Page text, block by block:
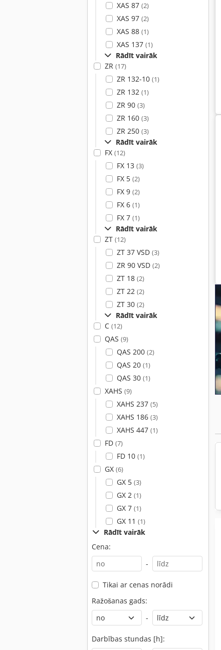
XAS 87 (2)
XAS 97 (2)
XAS 88 (1)
XAS 137 (1)
Rādīt vairāk
ZR (17)
ZR 132-10 (1)
ZR 132 (1)
ZR 90 (3)
ZR 160 (3)
ZR 250 (3)
Rādīt vairāk
FX (12)
FX 13 (3)
FX 5 (2)
FX 9 (2)
FX 6 (1)
FX 7 (1)
Rādīt vairāk
ZT (12)
ZT 37 VSD (3)
ZR 90 VSD (2)
ZT 18 (2)
ZT 22 (2)
ZT 30 (2)
Rādīt vairāk
C (12)
QAS (9)
QAS 200 (2)
QAS 20 (1)
QAS 30 (1)
XAHS (9)
XAHS 237 (5)
XAHS 186 (3)
XAHS 447 (1)
FD (7)
FD 10 (1)
GX (6)
GX 5 (3)
GX 2 (1)
GX 7 (1)
GX 11 (1)
Rādīt vairāk
Cena:
-
Tikai ar cenas norādi
Ražošanas gads:
-
Darbības stundas [h]: